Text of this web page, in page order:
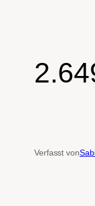
Verfasst von